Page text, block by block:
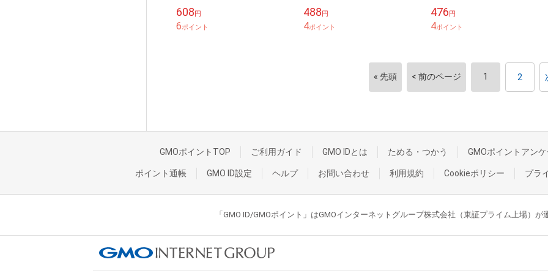
ドピアス レディース メンズ ...
608円
6ポイント
リン ステンレス 国内発送
【メール便送料...
488円
4ポイント
メダル コイン パーツ ネック
レス ハ...
476円
4ポイント
« 先頭 < 前のページ 1 2
GMOポイントTOP ご利用ガイド GMO IDとは ためる・つかう GMOポイントアン
ポイント通帳 GMO ID設定 ヘルプ お問い合わせ 利用規約 Cookieポリシー プラ
「GMO ID/GMOポイント」はGMOインターネットグループ株式会社（東証プライム上場）が